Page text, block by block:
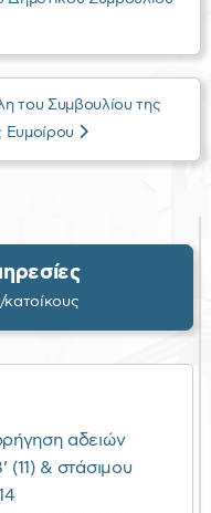
του Συμβουλίου της
Ευμοίρου
αδειών
(11) & στάσιμου